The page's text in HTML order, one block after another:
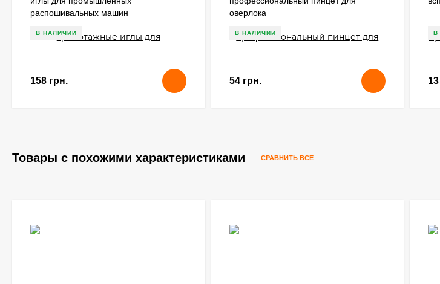
распошивальных машин
В НАЛИЧИИ
158 грн.
оверлока
В НАЛИЧИИ
54 грн.
В
Товары с похожими характеристиками СРАВНИТЬ ВСЕ